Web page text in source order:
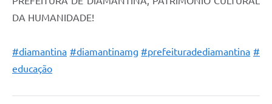
DA HUMANIDADE!
#diamantina #diamantinamg #prefeituradediamantina #
educação